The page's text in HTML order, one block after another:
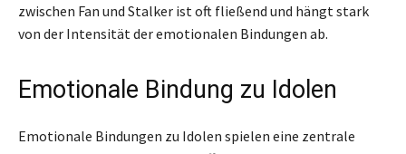
zwischen Fan und Stalker ist oft fließend und hängt stark
von der Intensität der emotionalen Bindungen ab.
Emotionale Bindung zu Idolen
Emotionale Bindungen zu Idolen spielen eine zentrale